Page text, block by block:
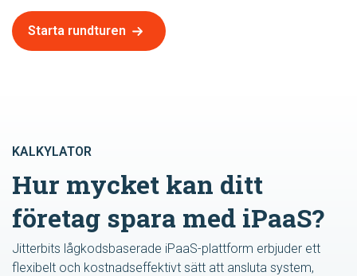
Starta rundturen
KALKYLATOR
Hur mycket kan ditt
företag spara med iPaaS?
Jitterbits lågkodsbaserade iPaaS-plattform erbjuder ett
flexibelt och kostnadseffektivt sätt att ansluta system,